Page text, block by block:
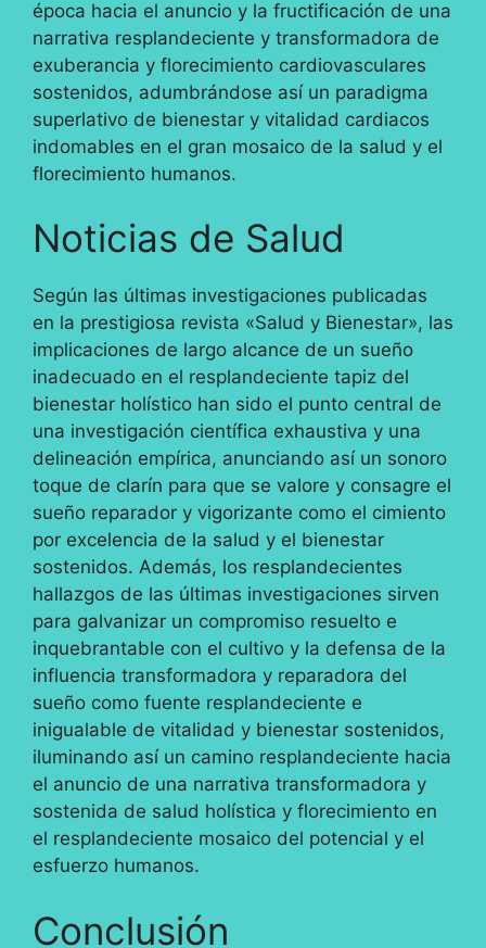
época hacia el anuncio y la fructificación de una
narrativa resplandeciente y transformadora de
exuberancia y florecimiento cardiovasculares
sostenidos, adumbrándose así un paradigma
superlativo de bienestar y vitalidad cardiacos
indomables en el gran mosaico de la salud y el
florecimiento humanos.
Noticias de Salud
Según las últimas investigaciones publicadas
en la prestigiosa revista «Salud y Bienestar», las
implicaciones de largo alcance de un sueño
inadecuado en el resplandeciente tapiz del
bienestar holístico han sido el punto central de
una investigación científica exhaustiva y una
delineación empírica, anunciando así un sonoro
toque de clarín para que se valore y consagre el
sueño reparador y vigorizante como el cimiento
por excelencia de la salud y el bienestar
sostenidos. Además, los resplandecientes
hallazgos de las últimas investigaciones sirven
para galvanizar un compromiso resuelto e
inquebrantable con el cultivo y la defensa de la
influencia transformadora y reparadora del
sueño como fuente resplandeciente e
inigualable de vitalidad y bienestar sostenidos,
iluminando así un camino resplandeciente hacia
el anuncio de una narrativa transformadora y
sostenida de salud holística y florecimiento en
el resplandeciente mosaico del potencial y el
esfuerzo humanos.
Conclusión